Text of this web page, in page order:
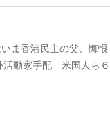
ま香港民主の父、
活動家手配 米国人ら